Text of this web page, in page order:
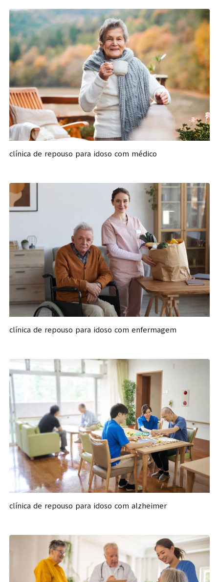
clínica de repouso para idoso com médico
clínica de repouso para idoso com enfermagem
clínica de repouso para idoso com alzheimer